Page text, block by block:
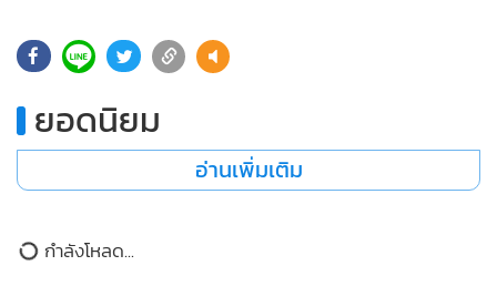
• ชุมชน-คุณภาพชีวิต
Motoring
• เกม
• วิทยาศาสตร์
• หุ้น
ยอดนิยม
อ่านเพิ่มเติม
กำลังโหลด...